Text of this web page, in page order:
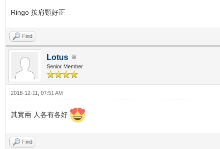
Ringo 按肩頸好正
Find
Lotus
Senior Member
2018-12-11, 07:51 AM
其實兩 人各有各好
Find